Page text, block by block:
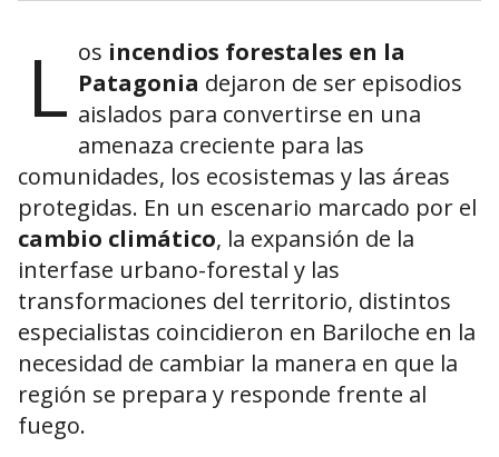
L os incendios forestales en la
Patagonia dejaron de ser episodios
aislados para convertirse en una
amenaza creciente para las
comunidades, los ecosistemas y las áreas
protegidas. En un escenario marcado por el
cambio climático, la expansión de la
interfase urbano-forestal y las
transformaciones del territorio, distintos
especialistas coincidieron en Bariloche en la
necesidad de cambiar la manera en que la
región se prepara y responde frente al
fuego.